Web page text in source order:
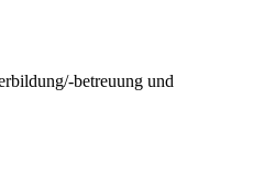
betreuung und